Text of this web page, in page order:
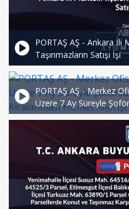
PORTAŞ AŞ - Ankara İli
Taşınmazların Satışı İşi
PORTAŞ AŞ - Merkez
Üzere 7 Ay Süreyle
Kiralanması Hizmet